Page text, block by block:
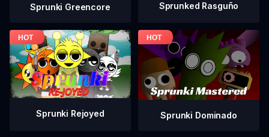
Sprunki Greencore Sprunked Rasguño
Sprunki Rejoyed Sprunki Dominado